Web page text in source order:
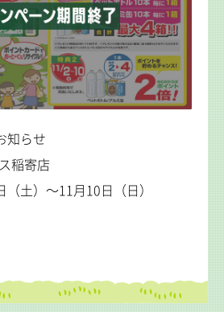
知らせ
稲寄店
（土）～11月10日（日）